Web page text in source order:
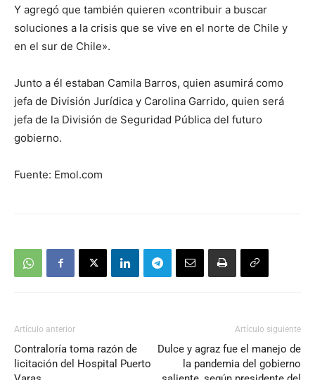
Y agregó que también quieren «contribuir a buscar
soluciones a la crisis que se vive en el norte de Chile y
en el sur de Chile».
Junto a él estaban Camila Barros, quien asumirá como
jefa de División Jurídica y Carolina Garrido, quien será
jefa de la División de Seguridad Pública del futuro
gobierno.
Fuente: Emol.com
Artículo anterior
Contraloría toma razón de
licitación del Hospital Puerto
Artículo siguiente
Dulce y agraz fue el manejo de
la pandemia del gobierno